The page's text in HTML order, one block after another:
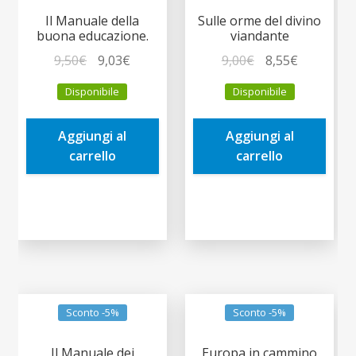
Il Manuale della
buona educazione.
9,50€
prezzo
originale
era:
9,50€.
9,03€
è:
Disponibile
Aggiungi al
carrello
Sulle orme del divino
viandante
9,00€
prezzo
originale
era:
9,00€.
8,55€Il
è:
Disponibile
Aggiungi al
carrello
Sconto -5% Sconto -5%